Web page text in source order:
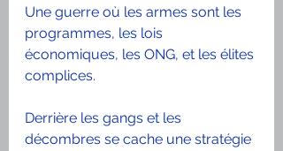
Une guerre où les armes sont les
programmes, les lois
économiques, les ONG, et les élites
complices.
Derrière les gangs et les
décombres se cache une stratégie